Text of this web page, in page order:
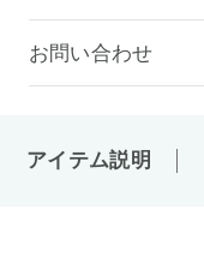
お問い合わせ
アイテム説明